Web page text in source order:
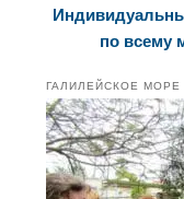
по всему
ГАЛИЛЕЙСКОЕ МОРЕ